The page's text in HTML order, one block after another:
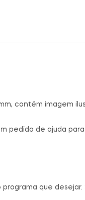
contém imagem
de ajuda para
que